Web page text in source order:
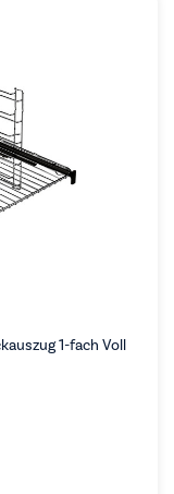
1-fach Voll